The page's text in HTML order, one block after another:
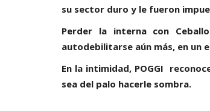
su sector duro y le fueron
Perder la interna con
autodebilitarse aún más, en un
En la intimidad, POGGI
sea del palo hacerle sombra.